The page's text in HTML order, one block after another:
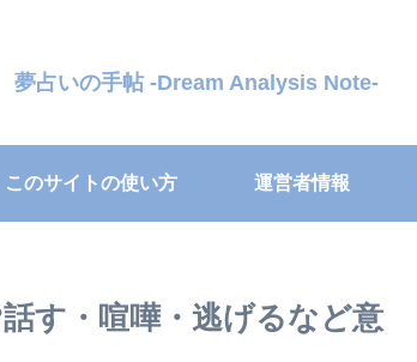
夢占いの手帖 -Dream Analysis Note-
このサイトの使い方 運営者情報
す・喧嘩・逃げるなど意